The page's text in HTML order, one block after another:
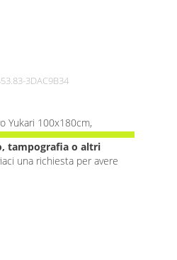
3DAC9B34
Yukari 100x180cm,
tampografia o altri
una richiesta per avere